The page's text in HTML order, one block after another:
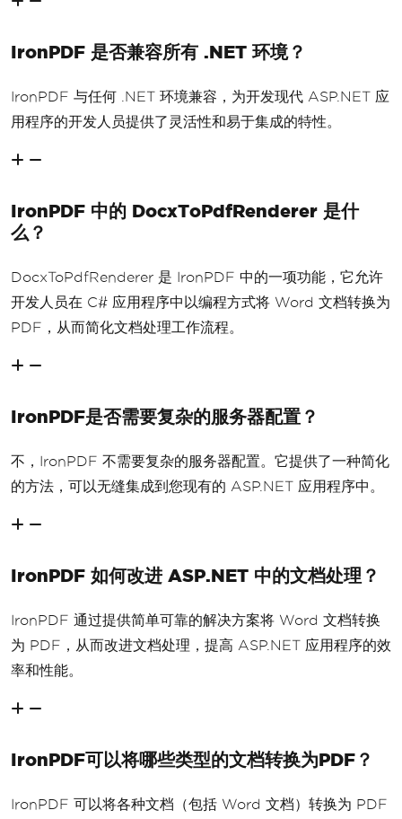
IronPDF 是否兼容所有 .NET 环境？
IronPDF 与任何 .NET 环境兼容，为开发现代 ASP.NET 应
用程序的开发人员提供了灵活性和易于集成的特性。
IronPDF 中的 DocxToPdfRenderer 是什
么？
DocxToPdfRenderer 是 IronPDF 中的一项功能，它允许
开发人员在 C# 应用程序中以编程方式将 Word 文档转换为
PDF，从而简化文档处理工作流程。
IronPDF是否需要复杂的服务器配置？
不，IronPDF 不需要复杂的服务器配置。它提供了一种简化
的方法，可以无缝集成到您现有的 ASP.NET 应用程序中。
IronPDF 如何改进 ASP.NET 中的文档处理？
IronPDF 通过提供简单可靠的解决方案将 Word 文档转换
为 PDF，从而改进文档处理，提高 ASP.NET 应用程序的效
率和性能。
IronPDF可以将哪些类型的文档转换为PDF？
IronPDF 可以将各种文档（包括 Word 文档）转换为 PDF